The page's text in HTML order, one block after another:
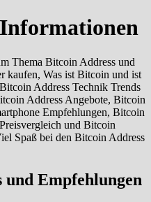
Thema Bitcoin Address und
kaufen, Was ist Bitcoin und ist
Address Technik Trends
Address Angebote, Bitcoin
Empfehlungen, Bitcoin
und Bitcoin
Spaß bei den Bitcoin Address
Empfehlungen